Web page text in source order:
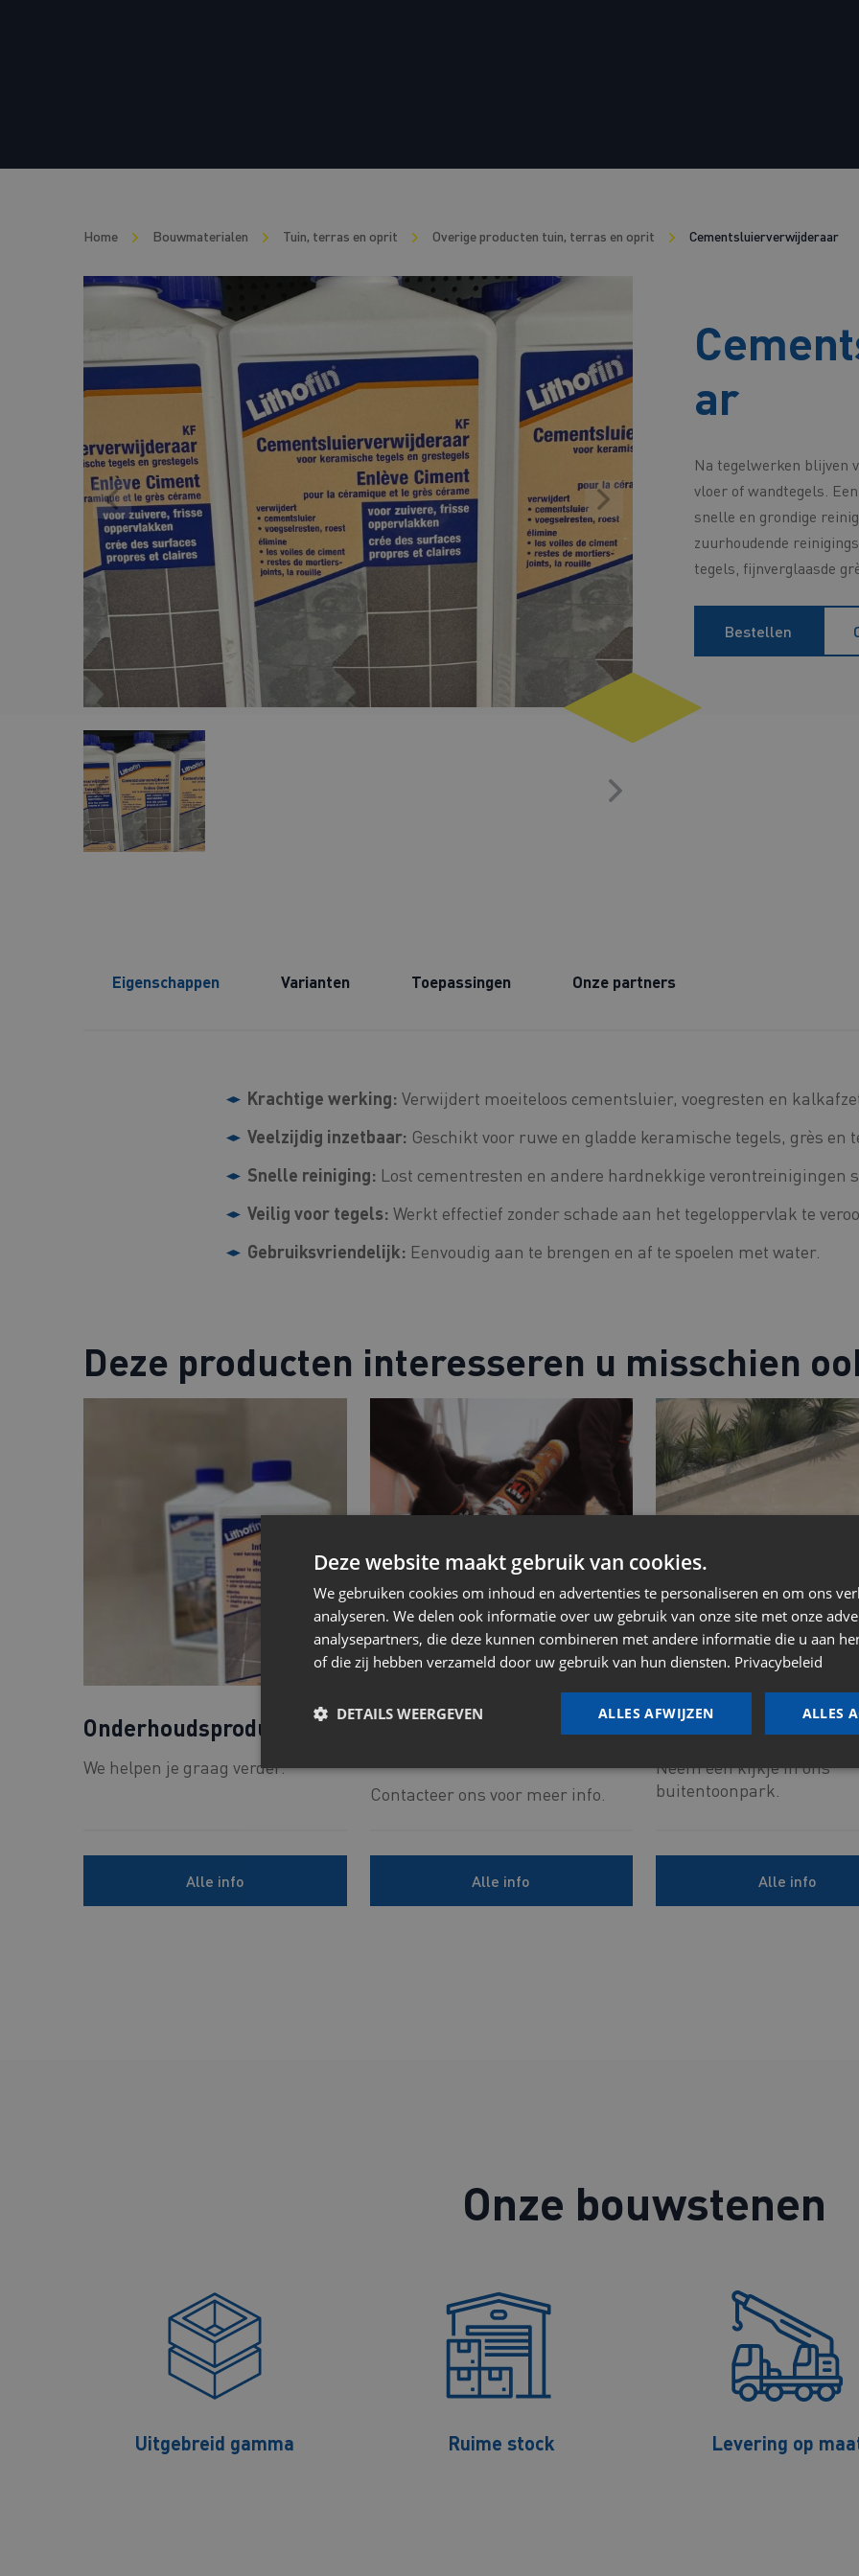
Home Bouwmaterialen Tuin, terras en oprit Overige producten tuin, terras en oprit Cementsluierverwijderaar
ar
Na tegelwerken blijven
vloer of wandtegels.
snelle en grondige
zuurhoudende
tegels, fijnverglaasde
Bestellen
Eigenschappen Varianten Toepassingen Onze partners
Krachtige werking: Verwijdert moeiteloos cementsluier, voegresten en
Veelzijdig inzetbaar: Geschikt voor ruwe en gladde keramische tegels, grès en
Snelle reiniging: Lost cementresten en andere hardnekkige verontreinigingen
Veilig voor tegels: Werkt effectief zonder schade aan het tegeloppervlak te
Gebruiksvriendelijk: Eenvoudig aan te brengen en af te spoelen met water.
Deze producten interesseren u misschien
Onderhoudsproducten
We helpen je graag verder.
Alle info
Cement, mortels en
Contacteer ons voor meer info.
Alle info
Keramische
Neem een kijkje in ons
buitentoonpark.
Alle info
Onze bouwstenen
Uitgebreid gamma Ruime stock Levering op
Deze website maakt gebruik van cookies.
We gebruiken cookies om inhoud en advertenties te personaliseren en om ons
analyseren. We delen ook informatie over uw gebruik van onze site met onze
analysepartners, die deze kunnen combineren met andere informatie die u aan
of die zij hebben verzameld door uw gebruik van hun diensten. Privacybeleid
ALLES
ALLES AFWIJZEN
DETAILS WEERGEVEN